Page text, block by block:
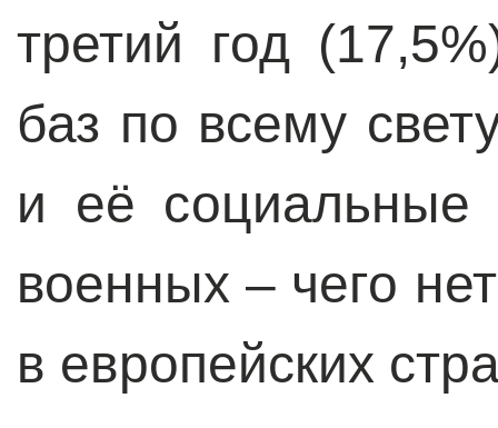
третий год
баз по всему
и её
военных – чего
в европейских